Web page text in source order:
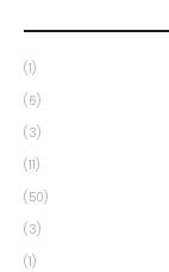
(1)
(6)
(3)
(11)
(50)
(3)
(1)